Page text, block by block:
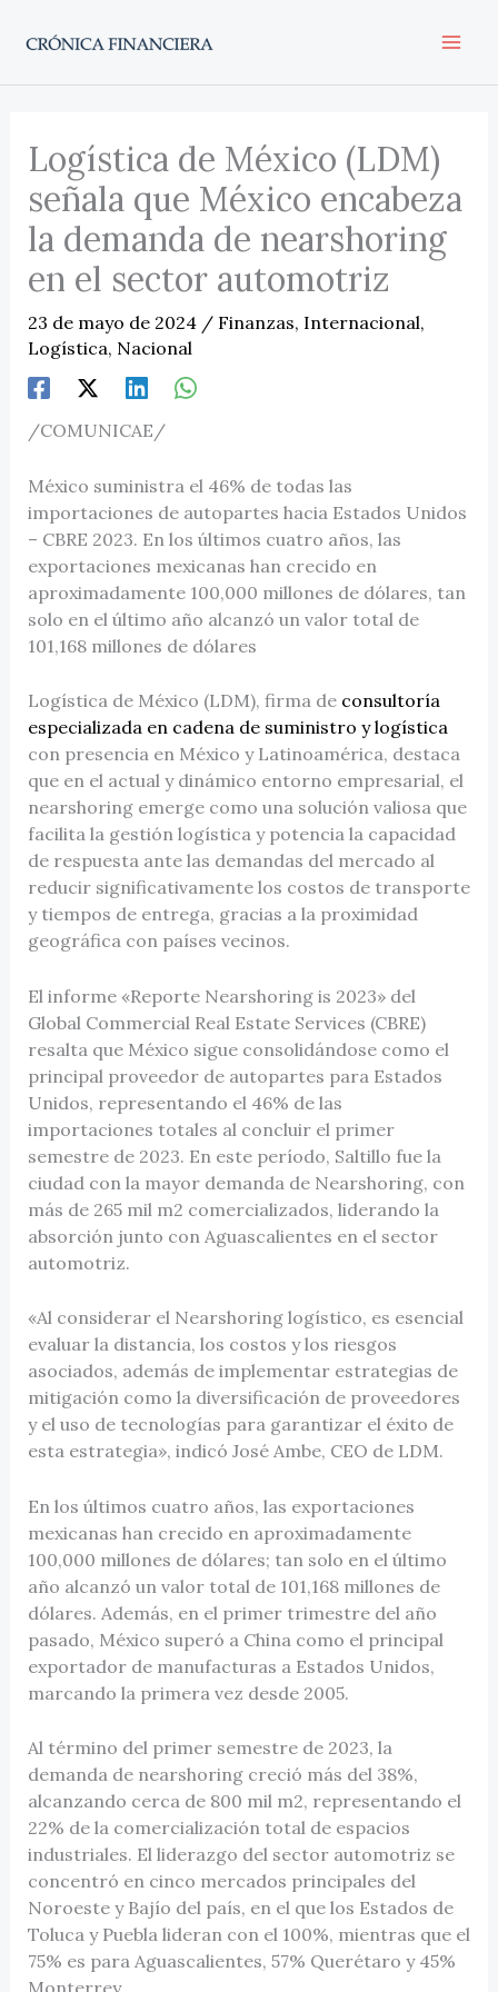
Logística de México (LDM)
señala que México encabeza
la demanda de nearshoring
en el sector automotriz
23 de mayo de 2024 / Finanzas, Internacional,
Logística, Nacional
/COMUNICAE/
México suministra el 46% de todas las
importaciones de autopartes hacia Estados Unidos
– CBRE 2023. En los últimos cuatro años, las
exportaciones mexicanas han crecido en
aproximadamente 100,000 millones de dólares, tan
solo en el último año alcanzó un valor total de
101,168 millones de dólares
Logística de México (LDM), firma de consultoría
especializada en cadena de suministro y logística
con presencia en México y Latinoamérica, destaca
que en el actual y dinámico entorno empresarial, el
nearshoring emerge como una solución valiosa que
facilita la gestión logística y potencia la capacidad
de respuesta ante las demandas del mercado al
reducir significativamente los costos de transporte
y tiempos de entrega, gracias a la proximidad
geográfica con países vecinos.
El informe «Reporte Nearshoring is 2023» del
Global Commercial Real Estate Services (CBRE)
resalta que México sigue consolidándose como el
principal proveedor de autopartes para Estados
Unidos, representando el 46% de las
importaciones totales al concluir el primer
semestre de 2023. En este período, Saltillo fue la
ciudad con la mayor demanda de Nearshoring, con
más de 265 mil m2 comercializados, liderando la
absorción junto con Aguascalientes en el sector
automotriz.
«Al considerar el Nearshoring logístico, es esencial
evaluar la distancia, los costos y los riesgos
asociados, además de implementar estrategias de
mitigación como la diversificación de proveedores
y el uso de tecnologías para garantizar el éxito de
esta estrategia», indicó José Ambe, CEO de LDM.
En los últimos cuatro años, las exportaciones
mexicanas han crecido en aproximadamente
100,000 millones de dólares; tan solo en el último
año alcanzó un valor total de 101,168 millones de
dólares. Además, en el primer trimestre del año
pasado, México superó a China como el principal
exportador de manufacturas a Estados Unidos,
marcando la primera vez desde 2005.
Al término del primer semestre de 2023, la
demanda de nearshoring creció más del 38%,
alcanzando cerca de 800 mil m2, representando el
22% de la comercialización total de espacios
industriales. El liderazgo del sector automotriz se
concentró en cinco mercados principales del
Noroeste y Bajío del país, en el que los Estados de
Toluca y Puebla lideran con el 100%, mientras que el
75% es para Aguascalientes, 57% Querétaro y 45%